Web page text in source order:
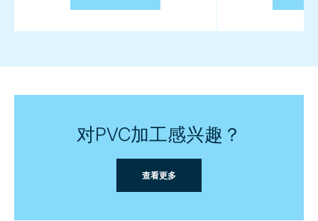
对PVC加工感兴趣？
查看更多